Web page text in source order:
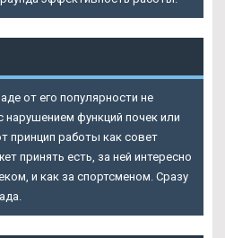
от его популярности не
нарушением функций почек или
принцип работы как совет
принять есть, за ней интересно
и как за спортсменом. Сразу